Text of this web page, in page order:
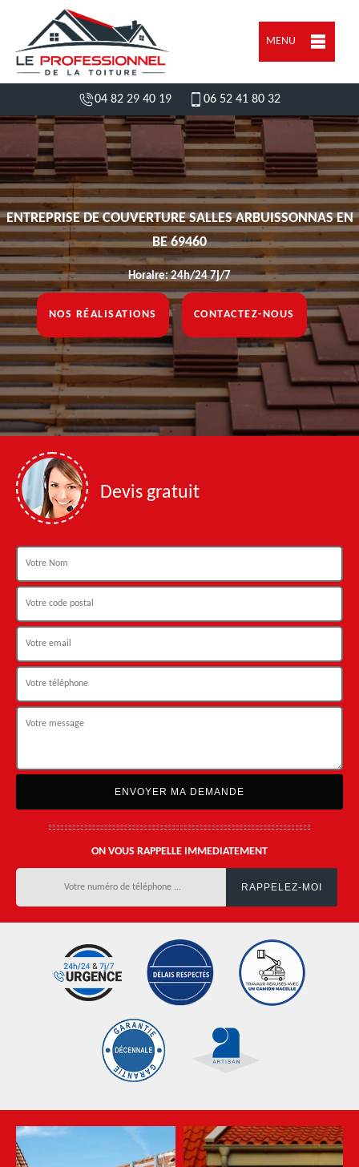
MENU
04 82 29 40 19 06 52 41 80 32
ENTREPRISE DE COUVERTURE SALLES ARBUISSONNAS EN
BE 69460
Horaire: 24h/24 7j/7
NOS RÉALISATIONS CONTACTEZ-NOUS
Devis gratuit
ON VOUS RAPPELLE IMMEDIATEMENT